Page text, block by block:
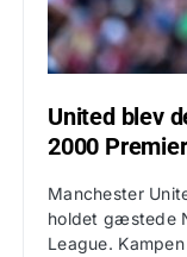
United blev
2000
Manchester
holdet gæstede
League.